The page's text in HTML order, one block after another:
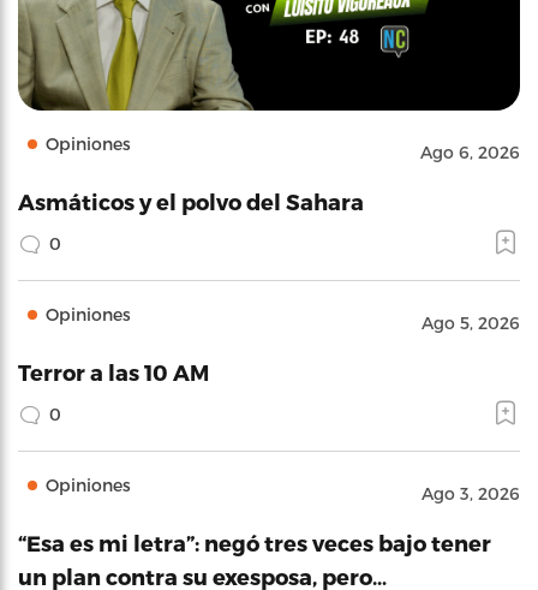
Opiniones Ago 6, 2026
Asmáticos y el polvo del Sahara
0
Opiniones Ago 5, 2026
Terror a las 10 AM
0
Opiniones Ago 3, 2026
“Esa es mi letra”: negó tres veces bajo tener
un plan contra su exesposa, pero…